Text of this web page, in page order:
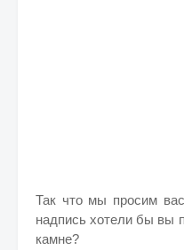
Так что мы просим
надпись хотели бы вы
камне?